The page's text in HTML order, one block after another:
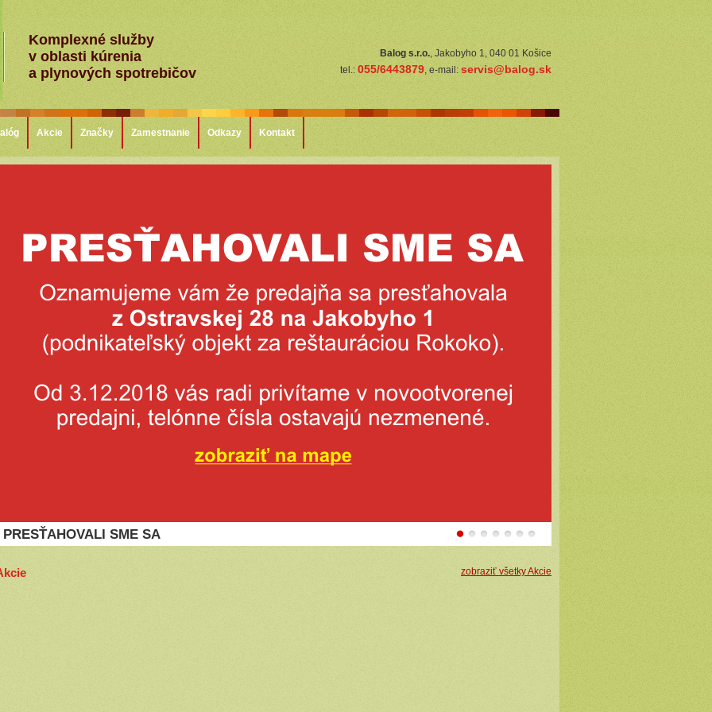
Komplexné služby
v oblasti kúrenia
a plynových spotrebičov
Balog s.r.o., Jakobyho 1, 040 01 Košice
tel.: 055/6443879, e-mail: servis@balog.sk
Akcie Značky Zamestnanie Odkazy Kontakt
PRESŤAHOVALI SME SA
zobraziť všetky Akcie